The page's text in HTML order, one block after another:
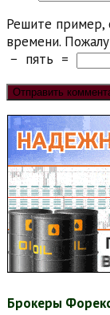
Решите пример,
времени.
− пять =
Брокеры